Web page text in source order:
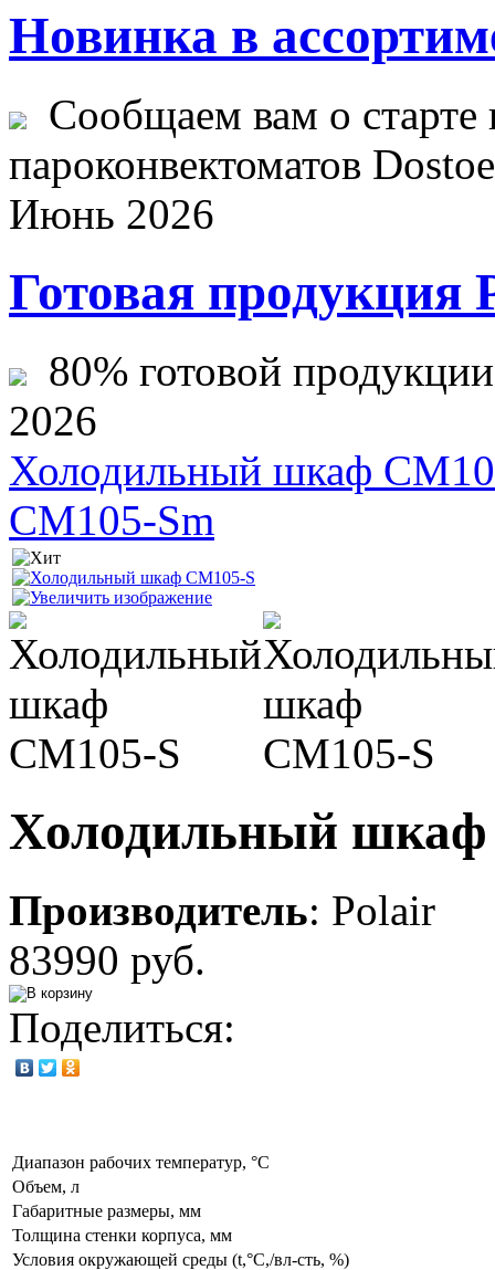
Новинка в
Сообщаем вам о старте
пароконвектоматов
Июнь 2026
Готовая продукция
80% готовой
2026
Холодильный шкаф
CM105-Sm
Холодильный шкаф
Производитель: Polair
83990 руб.
Поделиться:
Диапазон рабочих температур, °C
Объем, л
Габаритные размеры, мм
Толщина стенки корпуса, мм
Условия окружающей среды (t,°C,/вл-сть, %)